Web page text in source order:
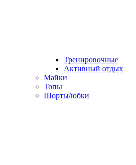
Тренировочные
Активный отдых
Майки
Топы
Шорты/юбки